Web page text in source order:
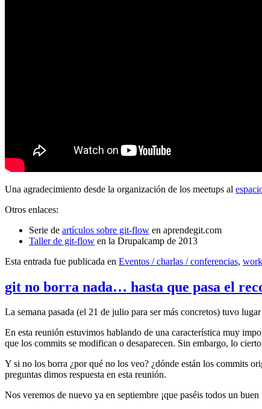
Una agradecimiento desde la organización de los meetups al
Otros enlaces:
Serie de artículos sobre git-flow en aprendegit.com
Taller de git-flow en la Drupalcamp de 2013
Esta entrada fue publicada en Eventos / charlas / conferencias,
git no borra nada… hasta que pasa el
La semana pasada (el 21 de julio para ser más concretos) tuvo
En esta reunión estuvimos hablando de una característica muy
que los commits se modifican o desaparecen. Sin embargo, lo
Y si no los borra ¿por qué no los veo? ¿dónde están los commits
preguntas dimos respuesta en esta reunión.
Nos veremos de nuevo ya en septiembre ¡que paséis todos un buen